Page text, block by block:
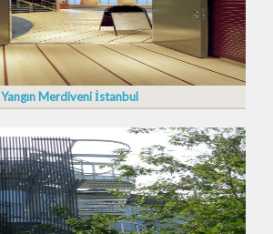
Yangın Merdiveni İstanbul